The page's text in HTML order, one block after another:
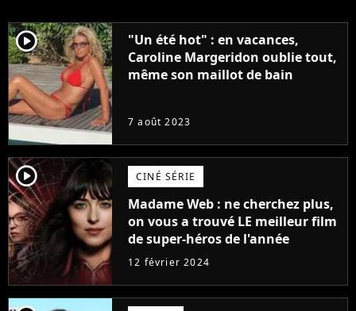
player2
"Un été hot" : en vacances,
Caroline Margeridon oublie tout,
même son maillot de bain
7 août 2023
player2 CINÉ SÉRIE
Madame Web : ne cherchez plus,
on vous a trouvé LE meilleur film
de super-héros de l'année
12 février 2024